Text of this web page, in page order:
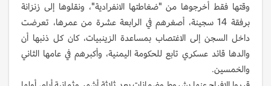
وقتها فقط أخرجوها من "ضغاطتها الانفرادية"، ونقلوها إلى زنزانة
برفقة 14 سجينة، أصغرهم في الرابعة عشرة من عمرها، تعرضت
داخل السجن إلى الاغتصاب بمساعدة الزينبيات، كان كل ذنبها أن
والدها قائد عسكري تابع للحكومة اليمنية، وأكبرهم في عامها الثاني
والخمسين.